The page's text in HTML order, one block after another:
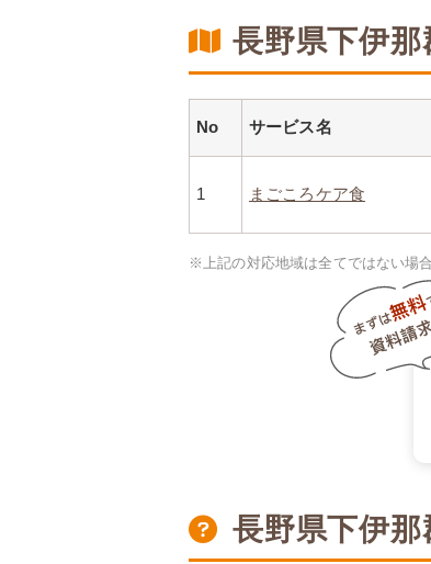
長野県下伊
No サービス名
1 まごころケア食
※上記の対応地域は全てではない場
長野県下伊